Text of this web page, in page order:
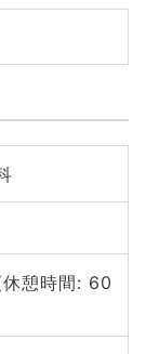
憩時間: 60